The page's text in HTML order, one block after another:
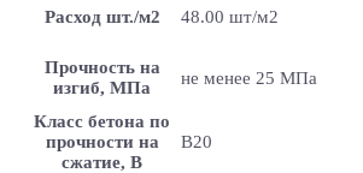
Расход шт./м2 48.00 шт/м2
Прочность на
изгиб, МПа
не менее 25 МПа
Класс бетона по
прочности на
сжатие, В
B20